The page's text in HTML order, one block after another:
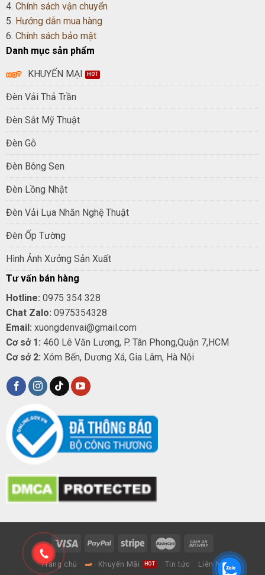
4. Chính sách vận chuyển
5. Hướng dẫn mua hàng
6. Chính sách bảo mật
Danh mục sản phẩm
KHUYẾN MẠI
Đèn Vải Thả Trần
Đèn Sắt Mỹ Thuật
Đèn Gỗ
Đèn Bông Sen
Đèn Lồng Nhật
Đèn Vải Lụa Nhăn Nghệ Thuật
Đèn Ốp Tường
Hình Ảnh Xưởng Sản Xuất
Tư vấn bán hàng
Hotline: 0975 354 328
Chat Zalo: 0975354328
Email: xuongdenvai@gmail.com
Cơ sở 1: 460 Lê Văn Lương, P. Tân Phong,Quận 7,HCM
Cơ sở 2: Xóm Bến, Dương Xá, Gia Lâm, Hà Nội
Trang chủ Khuyến Mãi Tin tức Liên hệ